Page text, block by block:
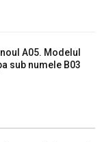
A05. Modelul
sub numele B03